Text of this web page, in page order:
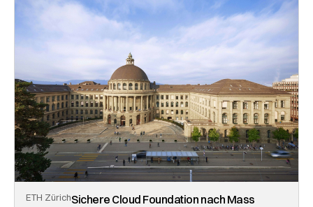
ETH ZürichSichere Cloud Foundation nach Mass